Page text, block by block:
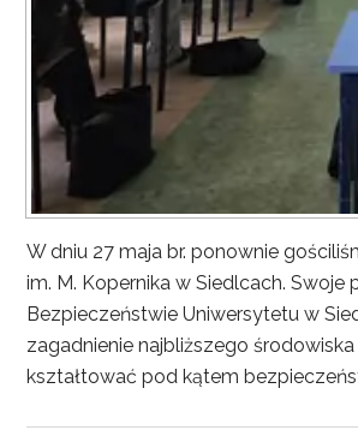
W dniu 27 maja br. ponownie
im. M. Kopernika w Siedlcach.
Bezpieczeństwie Uniwersytetu w
zagadnienie najbliższego
kształtować pod kątem